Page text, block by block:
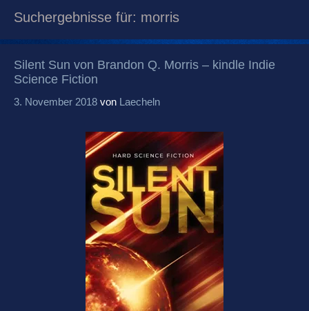
Suchergebnisse für: morris
Silent Sun von Brandon Q. Morris – kindle Indie
Science Fiction
3. November 2018 von Laecheln